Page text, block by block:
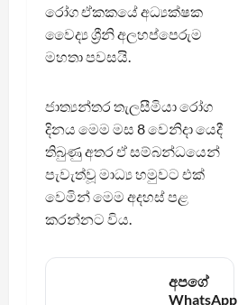
රෝග ඒකකයේ අධ්‍යක්ෂක
වෛද්‍ය ශ්‍රීනි අලහප්පෙරුම
මහතා පවසයි.
ජාත්‍යන්තර තැලසීමියා රෝග
දිනය මෙම මස 8 වෙනිදා යෙදී
තිබුණු අතර ඒ සම්බන්ධයෙන්
පැවැත්වූ මාධ්‍ය හමුවට එක්
වෙමින් මෙම අදහස් පළ
කරන්නට විය.
අපගේ
WhatsApp